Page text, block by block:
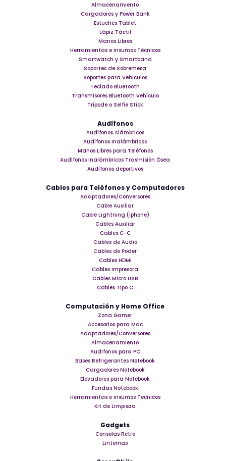
Almacenamiento
Cargadores y Power Bank
Estuches Tablet
Lápiz Táctil
Manos Libres
Herramientas e insumos Técnicos
Smartwatch y Smartband
Soportes de Sobremesa
Soportes para Vehiculos
Teclado Bluetooth
Transmisores Bluetooth Vehículo
Trípode o Selfie Stick
Audífonos
Audífonos Alámbricos
Audífonos Inalámbricos
Manos Libres para Teléfonos
Audífonos Inalámbricos Trasmisión Ósea
Audífonos deportivos
Cables para Teléfonos y Computadores
Adaptadores/Conversores
Cable Auxiliar
Cable Lightning (Iphone)
Cables Auxiliar
Cables C-C
Cables de Audio
Cables de Poder
Cables HDMI
Cables Impresora
Cables Micro USB
Cables Tipo C
Computación y Home Office
Zona Gamer
Accesorios para Mac
Adaptadores/Conversores
Almacenamiento
Audifonos para PC
Bases Refrigerantes Notebook
Cargadores Notebook
Elevadores para Notebook
Fundas Notebook
Herramientas e insumos Tecnicos
Kit de Limpieza
Gadgets
Consolas Retro
Linternas